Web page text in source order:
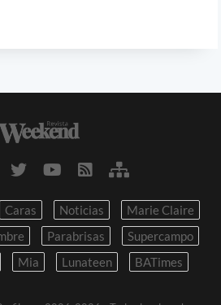
Caras Noticias
Marie Claire
Parabrisas
Supercampo
Mia Lunateen BATimes